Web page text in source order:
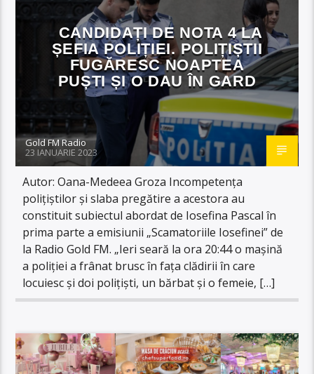
CANDIDAȚI DE NOTA 4 LA
ȘEFIA POLIȚIEI. POLIȚIȘTII
FUGĂRESC NOAPTEA
PUȘTI ȘI O DAU ÎN GARD
Gold FM Radio
23 IANUARIE 2023
Autor: Oana-Medeea Groza Incompetența
polițiștilor și slaba pregătire a acestora au
constituit subiectul abordat de Iosefina Pascal în
prima parte a emisiunii „Scamatoriile Iosefinei” de
la Radio Gold FM. „Ieri seară la ora 20:44 o mașină
a poliției a frânat brusc în fața clădirii în care
locuiesc și doi polițiști, un bărbat și o femeie, […]